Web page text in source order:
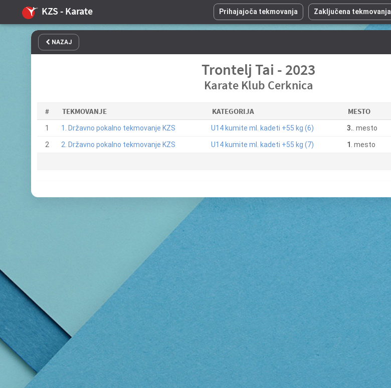
Prihajajoča tekmovanja Zaključena tekmovanja
KZS - Karate
NAZAJ
Trontelj Tai - 2023
Karate Klub Cerknica
# TEKMOVANJE KATEGORIJA MESTO
1 1. Državno pokalno tekmovanje KZS U14 kumite ml. kadeti +55 kg (6) 3. . mesto
2 2. Državno pokalno tekmovanje KZS U14 kumite ml. kadeti +55 kg (7) 1 . mesto